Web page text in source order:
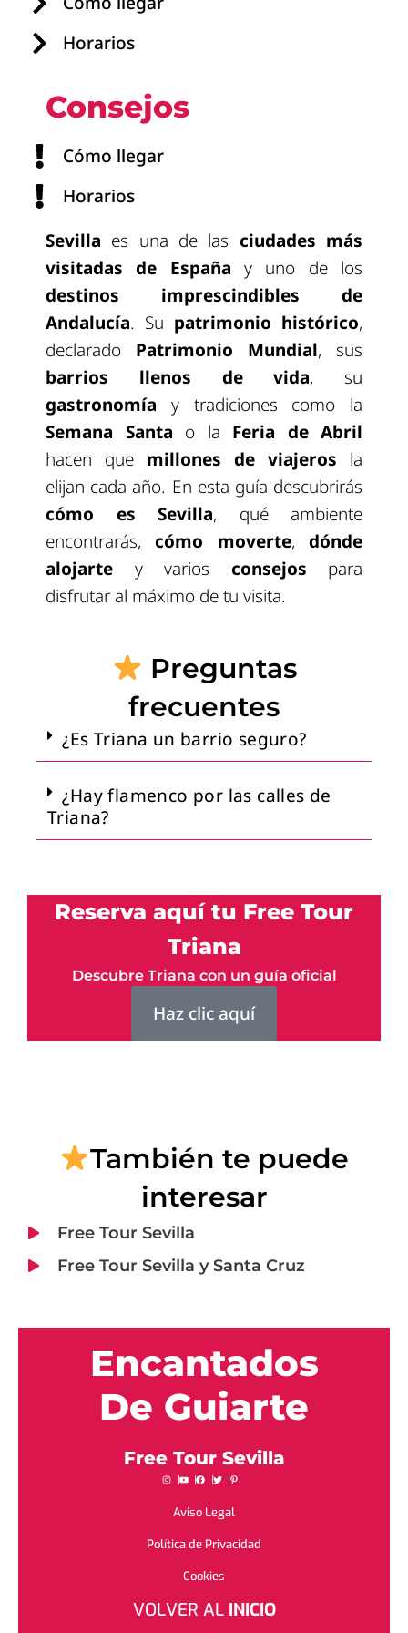
Horarios
Consejos
Cómo llegar
Horarios
Sevilla es una de las ciudades más
visitadas de España y uno de los
destinos imprescindibles de
Andalucía. Su patrimonio histórico,
declarado Patrimonio Mundial, sus
barrios llenos de vida, su
gastronomía y tradiciones como la
Semana Santa o la Feria de Abril
hacen que millones de viajeros la
elijan cada año. En esta guía descubrirás
cómo es Sevilla, qué ambiente
encontrarás, cómo moverte, dónde
alojarte y varios consejos para
disfrutar al máximo de tu visita.
Preguntas
frecuentes
¿Es Triana un barrio seguro?
¿Hay flamenco por las calles de
Triana?
Reserva aquí tu Free Tour
Triana
Descubre Triana con un guía oficial
Haz clic aquí
También te puede
interesar
Free Tour Sevilla
Free Tour Sevilla y Santa Cruz
Encantados
De Guiarte
Free Tour Sevilla
Aviso Legal
Política de Privacidad
Cookies
VOLVER ALINICIO